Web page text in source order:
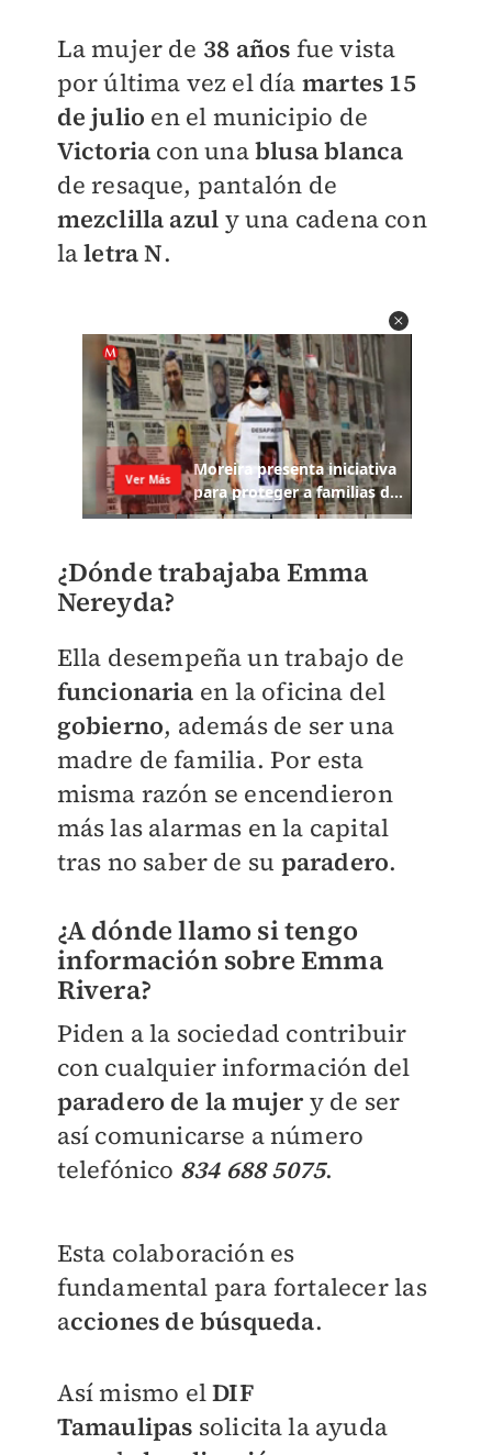
La mujer de 38 años fue vista
por última vez el día martes 15
de julio en el municipio de
Victoria con unablusa blanca
de resaque, pantalón de
mezclilla azul y una cadena con
laletra N.
¿Dónde trabajaba Emma
Nereyda?
Ella desempeña un trabajo de
funcionaria en la oficina del
gobierno, además de ser una
madre de familia. Por esta
misma razón se encendieron
más las alarmas en la capital
tras no saber de su paradero.
¿A dónde llamo si tengo
información sobre Emma
Rivera?
Piden a la sociedad contribuir
con cualquier información del
paradero de la mujery de ser
así comunicarse a número
telefónico 834 688 5075.
Esta colaboración es
fundamental para fortalecer las
acciones de búsqueda.
Así mismo elDIF
Tamaulipas solicita la ayuda